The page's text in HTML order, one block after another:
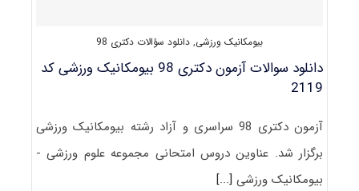
بیومکانیک ورزشی, دانلود سؤالات دکتری 98
دانلود سوالات آزمون دکتری 98 بیومکانیک ورزشی کد
2119
آزمون دکتری 98 سراسری و آزاد رشته بیومکانیک ورزشی
برگزار شد. عناوین دروس امتحانی مجموعه علوم ورزشی -
بیومکانیک ورزشی[...]